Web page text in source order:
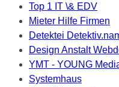
Top 1 IT \& EDV
Mieter Hilfe Firmen
Detektei
Design Anstalt
YMT - YOUNG
Systemhaus